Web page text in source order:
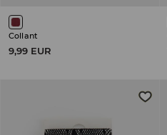
Collant
9,99 EUR